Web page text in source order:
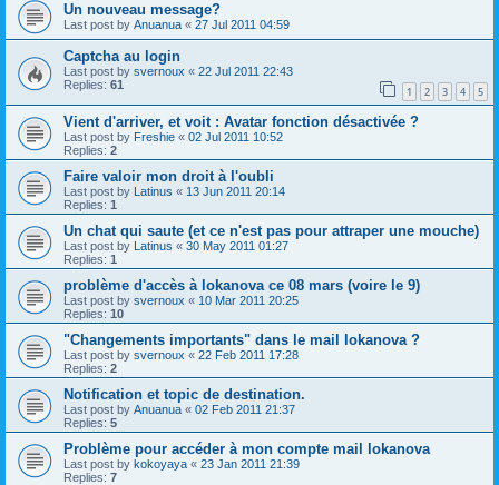
Un nouveau message?
Last post by Anuanua « 27 Jul 2011 04:59
Captcha au login
Last post by svernoux « 22 Jul 2011 22:43
Replies: 61 1 2 3 4 5
Vient d'arriver, et voit : Avatar fonction désactivée ?
Last post by Freshie « 02 Jul 2011 10:52
Replies: 2
Faire valoir mon droit à l'oubli
Last post by Latinus « 13 Jun 2011 20:14
Replies: 1
Un chat qui saute (et ce n'est pas pour attraper une mouche)
Last post by Latinus « 30 May 2011 01:27
Replies: 1
problème d'accès à lokanova ce 08 mars (voire le 9)
Last post by svernoux « 10 Mar 2011 20:25
Replies: 10
"Changements importants" dans le mail lokanova ?
Last post by svernoux « 22 Feb 2011 17:28
Replies: 2
Notification et topic de destination.
Last post by Anuanua « 02 Feb 2011 21:37
Replies: 5
Problème pour accéder à mon compte mail lokanova
Last post by kokoyaya « 23 Jan 2011 21:39
Replies: 7